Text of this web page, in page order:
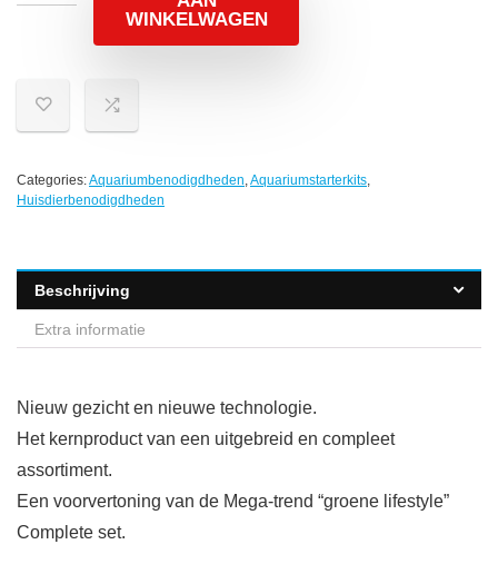
WINKELWAGEN
Categories:Aquariumbenodigdheden,Aquariumstarterkits,
Huisdierbenodigdheden
Beschrijving
Extra informatie
Nieuw gezicht en nieuwe technologie.
Het kernproduct van een uitgebreid en compleet
assortiment.
Een voorvertoning van de Mega-trend “groene lifestyle”
Complete set.